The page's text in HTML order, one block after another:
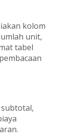
kolom
unit,
tabel